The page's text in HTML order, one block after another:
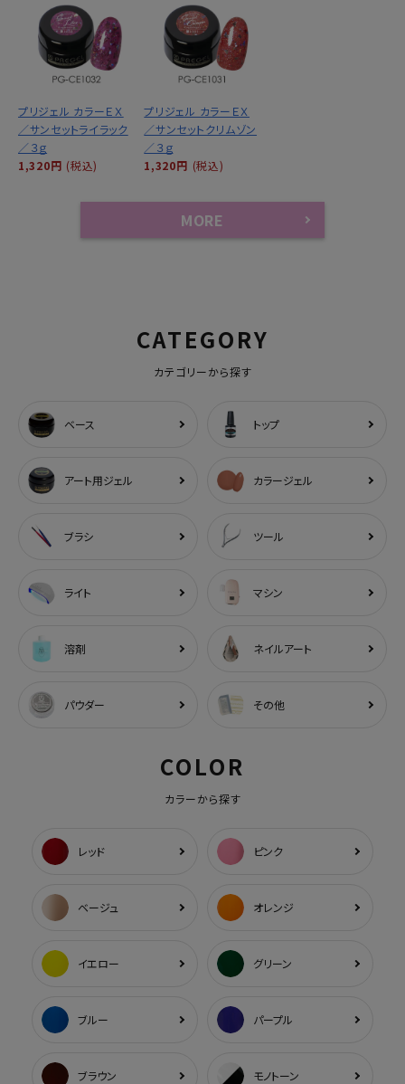
プリジェル カラーＥＸ
／サンセットライラック
／３ｇ
1,320円 (税込)
プリジェル カラーＥＸ
／サンセットクリムゾン
／３ｇ
1,320円 (税込)
MORE
CATEGORY
カテゴリーから探す
ベース トップ
アート用ジェル カラージェル
ブラシ ツール
ライト マシン
溶剤 ネイルアート
パウダー その他
COLOR
カラーから探す
レッド ピンク
ベージュ オレンジ
イエロー グリーン
ブルー パープル
ブラウン モノトーン